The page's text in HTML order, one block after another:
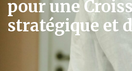
pour une
stratégique et